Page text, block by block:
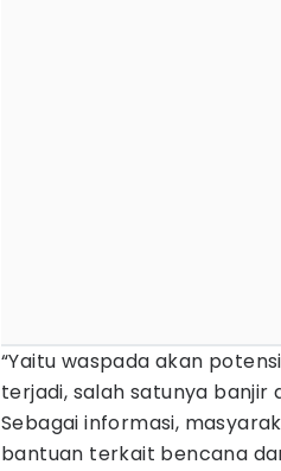
“Yaitu waspada akan
terjadi, salah satunya banjir
Sebagai informasi,
bantuan terkait bencana